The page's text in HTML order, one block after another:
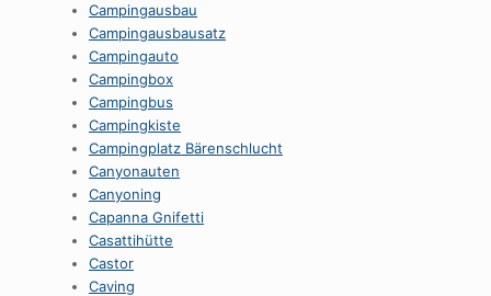
Campingausbau
Campingausbausatz
Campingauto
Campingbox
Campingbus
Campingkiste
Campingplatz Bärenschlucht
Canyonauten
Canyoning
Capanna Gnifetti
Casattihütte
Castor
Caving